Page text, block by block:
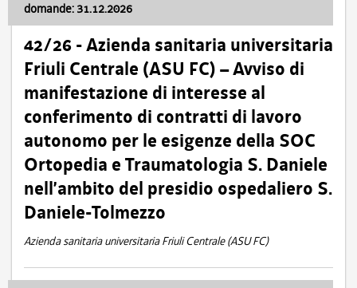
domande: 31.12.2026
42/26 - Azienda sanitaria universitaria
Friuli Centrale (ASU FC) – Avviso di
manifestazione di interesse al
conferimento di contratti di lavoro
autonomo per le esigenze della SOC
Ortopedia e Traumatologia S. Daniele
nell’ambito del presidio ospedaliero S.
Daniele-Tolmezzo
Azienda sanitaria universitaria Friuli Centrale (ASU FC)